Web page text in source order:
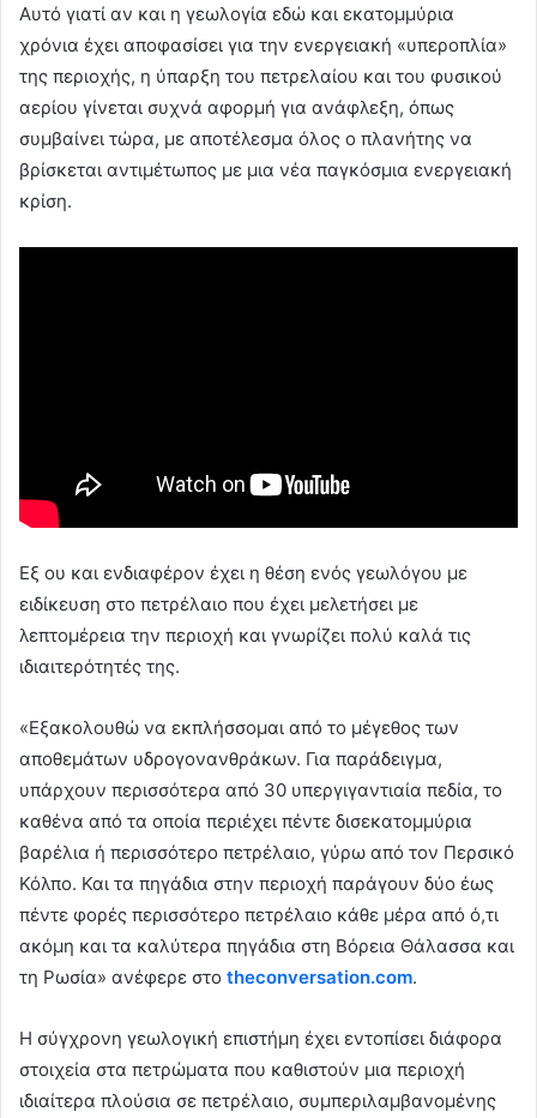
Αυτό γιατί αν και η γεωλογία εδώ και εκατομμύρια
χρόνια έχει αποφασίσει για την ενεργειακή «υπεροπλία»
της περιοχής, η ύπαρξη του πετρελαίου και του φυσικού
αερίου γίνεται συχνά αφορμή για ανάφλεξη, όπως
συμβαίνει τώρα, με αποτέλεσμα όλος ο πλανήτης να
βρίσκεται αντιμέτωπος με μια νέα παγκόσμια ενεργειακή
κρίση.
Εξ ου και ενδιαφέρον έχει η θέση ενός γεωλόγου με
ειδίκευση στο πετρέλαιο που έχει μελετήσει με
λεπτομέρεια την περιοχή και γνωρίζει πολύ καλά τις
ιδιαιτερότητές της.
«Εξακολουθώ να εκπλήσσομαι από το μέγεθος των
αποθεμάτων υδρογονανθράκων. Για παράδειγμα,
υπάρχουν περισσότερα από 30 υπεργιγαντιαία πεδία, το
καθένα από τα οποία περιέχει πέντε δισεκατομμύρια
βαρέλια ή περισσότερο πετρέλαιο, γύρω από τον Περσικό
Κόλπο. Και τα πηγάδια στην περιοχή παράγουν δύο έως
πέντε φορές περισσότερο πετρέλαιο κάθε μέρα από ό,τι
ακόμη και τα καλύτερα πηγάδια στη Βόρεια Θάλασσα και
τη Ρωσία» ανέφερε στο theconversation.com.
Η σύγχρονη γεωλογική επιστήμη έχει εντοπίσει διάφορα
στοιχεία στα πετρώματα που καθιστούν μια περιοχή
ιδιαίτερα πλούσια σε πετρέλαιο, συμπεριλαμβανομένης